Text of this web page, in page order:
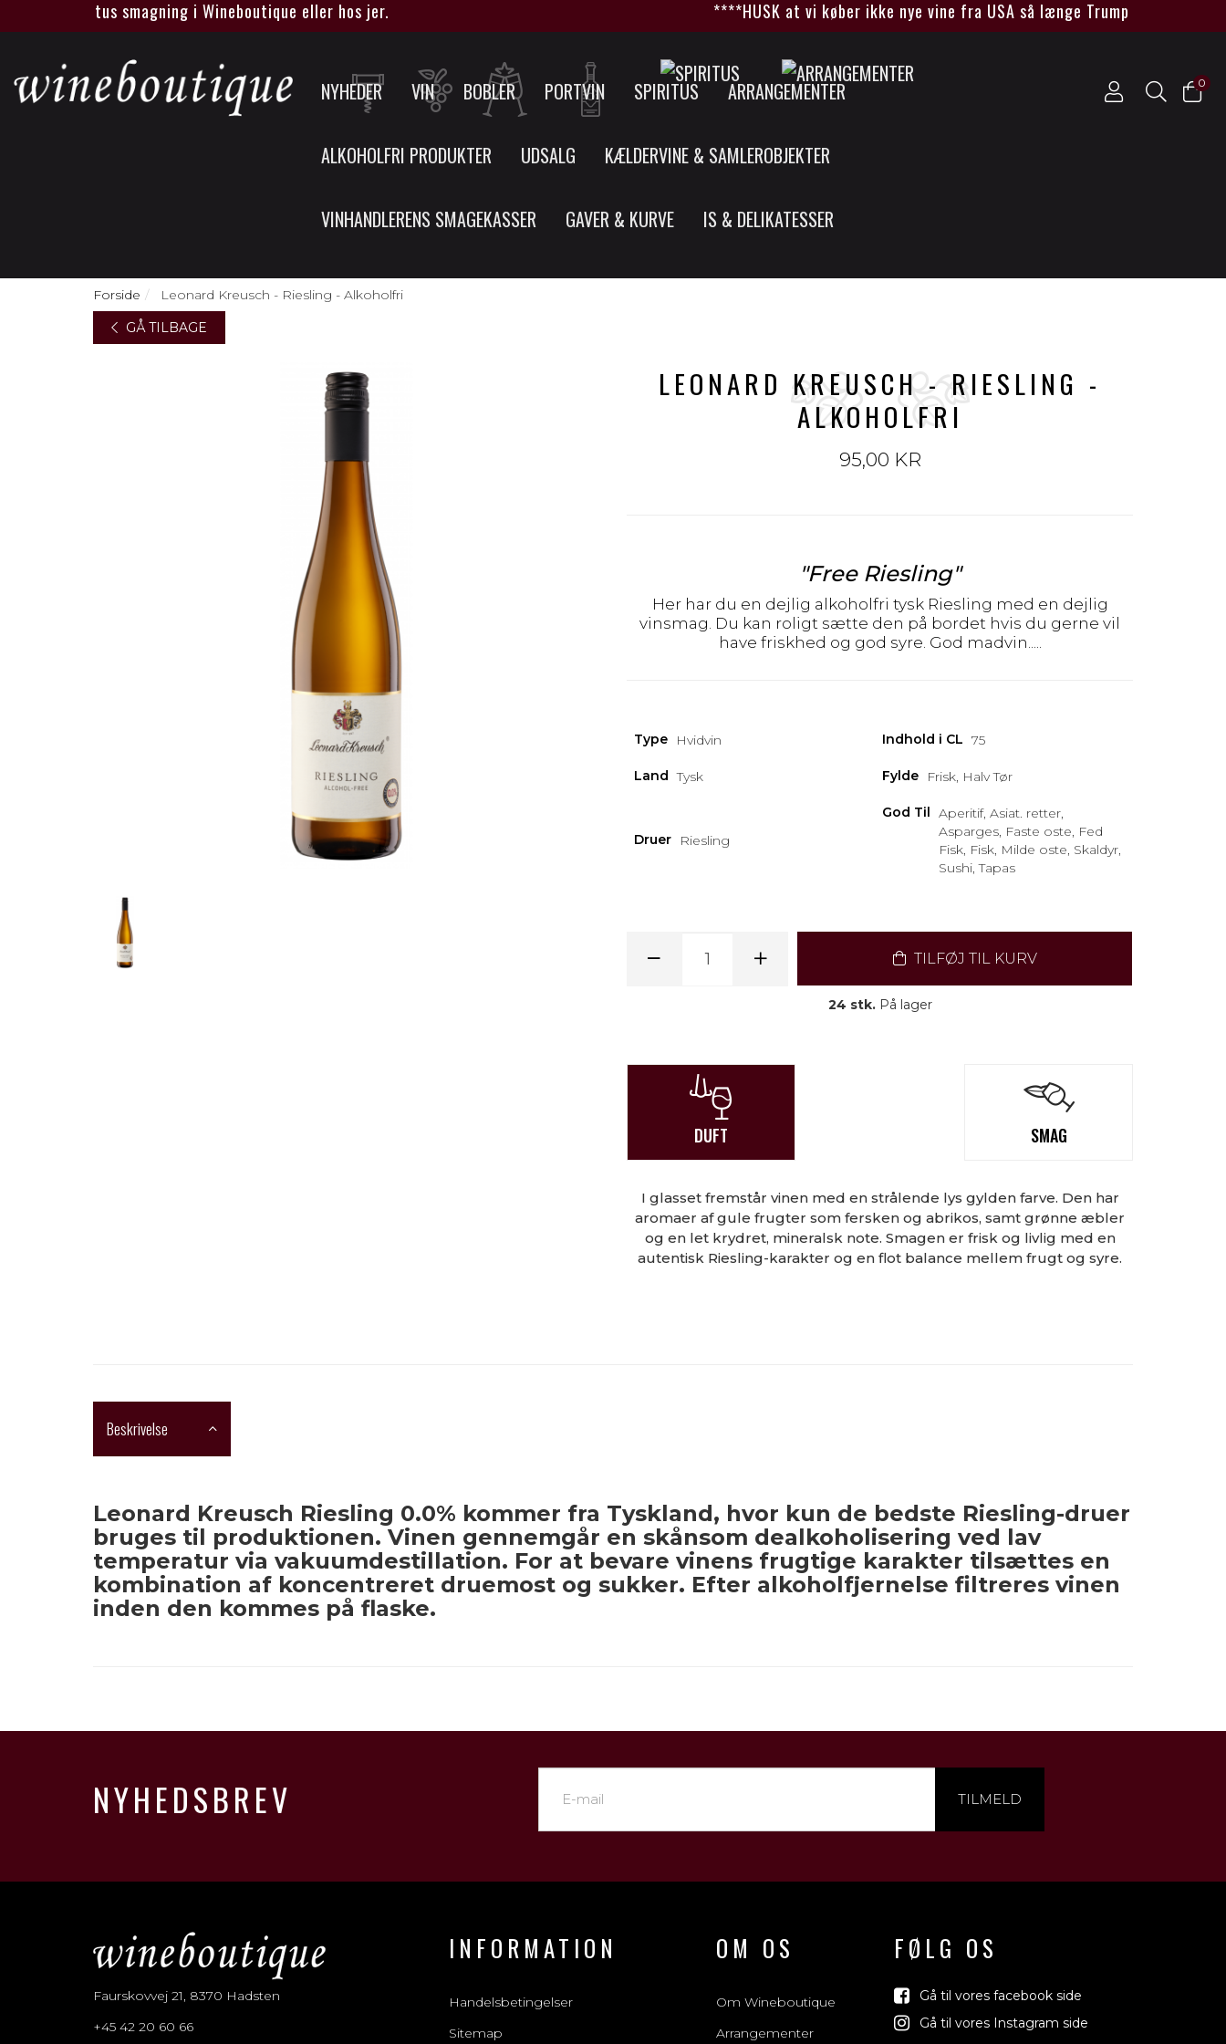
spiritus smagning i Wineboutique eller hos jer. ****HUSK at vi køber ikke nye vine fra USA så længe Trump sidder ved
NYHEDER VIN BOBLER PORTVIN SPIRITUS ARRANGEMENTER
ALKOHOLFRI PRODUKTER UDSALG KÆLDERVINE & SAMLEROBJEKTER
VINHANDLERENS SMAGEKASSER GAVER & KURVE IS & DELIKATESSER
0
Forside
Leonard Kreusch - Riesling - Alkoholfri
GÅ TILBAGE
LEONARD KREUSCH - RIESLING -
ALKOHOLFRI
95,00 KR
"Free Riesling"
Her har du en dejlig alkoholfri tysk Riesling med en dejlig
vinsmag. Du kan roligt sætte den på bordet hvis du gerne vil
have friskhed og god syre. God madvin.....
Type Hvidvin Indhold i CL 75
Land Tysk Fylde Frisk, Halv Tør
Druer Riesling
God Til Aperitif, Asiat. retter,
Asparges, Faste oste, Fed
Fisk, Fisk, Milde oste, Skaldyr,
Sushi, Tapas
TILFØJ TIL KURV
24 stk.På lager
DUFT SMAG
I glasset fremstår vinen med en strålende lys gylden farve. Den har
aromaer af gule frugter som fersken og abrikos, samt grønne æbler
og en let krydret, mineralsk note. Smagen er frisk og livlig med en
autentisk Riesling-karakter og en flot balance mellem frugt og syre.
Beskrivelse
Leonard Kreusch Riesling 0.0% kommer fra Tyskland, hvor kun de bedste Riesling-druer
bruges til produktionen. Vinen gennemgår en skånsom dealkoholisering ved lav
temperatur via vakuumdestillation. For at bevare vinens frugtige karakter tilsættes en
kombination af koncentreret druemost og sukker. Efter alkoholfjernelse filtreres vinen
inden den kommes på flaske.
NYHEDSBREV TILMELD
Faurskovvej 21, 8370 Hadsten
+45 42 20 60 66
INFORMATION
Handelsbetingelser
Sitemap
OM OS
Om Wineboutique
Arrangementer
FØLG OS
Gå til vores facebook side
Gå til vores Instagram side